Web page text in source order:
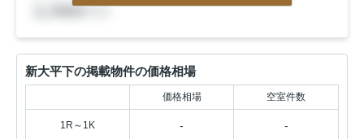
新大平下の掲載物件の価格相場
価格相場 空室件数
1R～1K - -